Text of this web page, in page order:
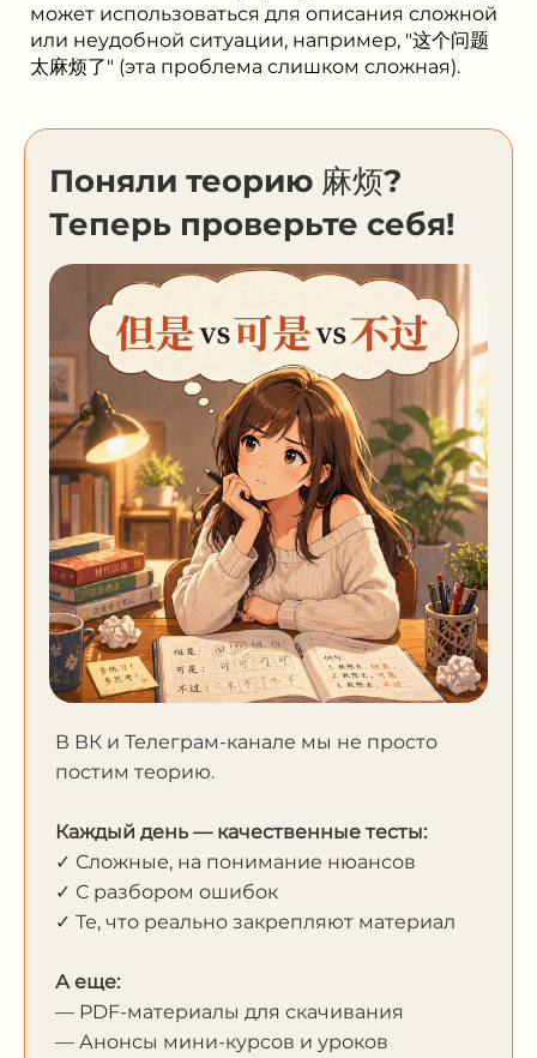
может использоваться для описания сложной
или неудобной ситуации, например, "这个问题
太麻烦了" (эта проблема слишком сложная).
Поняли теорию 麻烦?
Теперь проверьте себя!
В ВК и Телеграм-канале мы не просто
постим теорию.
Каждый день — качественные тесты:
✓ Сложные, на понимание нюансов
✓ С разбором ошибок
✓ Те, что реально закрепляют материал
А еще:
— PDF-материалы для скачивания
— Анонсы мини-курсов и уроков